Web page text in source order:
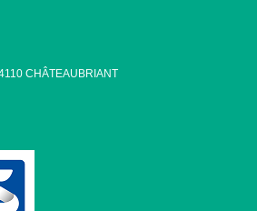
CHÂTEAUBRIANT